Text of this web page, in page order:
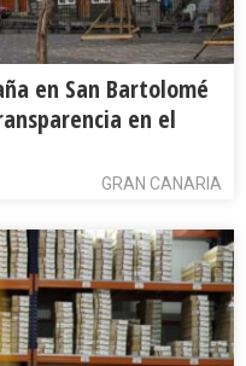
en San Bartolomé
en el
GRAN CANARIA